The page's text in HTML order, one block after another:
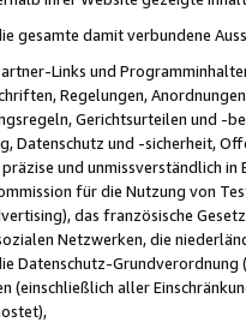
gesamte damit verbundene
Links und
Regelungen,
Gerichtsurteilen und -
Datenschutz und -sicherheit,
und unmissverständlich
für die Nutzung von
das französische
Netzwerken, die
Datenschutz-
(einschließlich aller